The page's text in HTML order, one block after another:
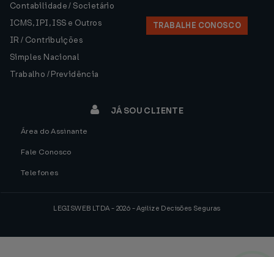
Contabilidade / Societário
ICMS, IPI, ISS e Outros
IR / Contribuições
Simples Nacional
Trabalho / Previdência
TRABALHE CONOSCO
JÁ SOU CLIENTE
Área do Assinante
Fale Conosco
Telefones
LEGISWEB LTDA - 2026 - Agilize Decisões Seguras